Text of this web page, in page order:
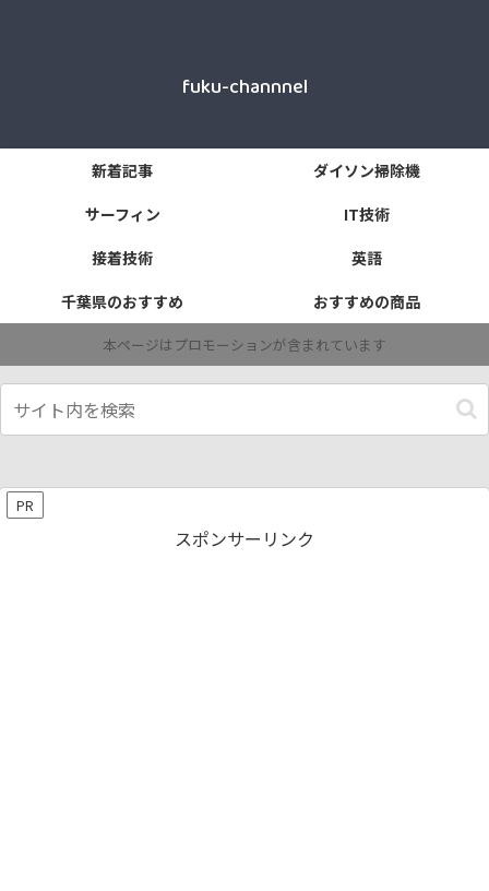
fuku-channnel
新着記事
ダイソン掃除機
サーフィン
IT技術
接着技術
英語
千葉県のおすすめ
おすすめの商品
本ページはプロモーションが含まれています
PR
スポンサーリンク